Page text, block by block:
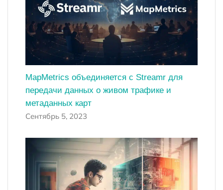
MapMetrics объединяется с Streamr для
передачи данных о живом трафике и
метаданных карт
Сентябрь 5, 2023